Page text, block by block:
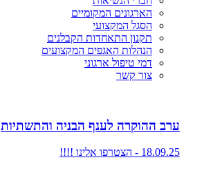
הארגונים המקומיים
הסגל המקצועי
תקנון התאחדות הקבלנים
הנהלות האגפים המקצועים
דמי טיפול ארגוני
צור קשר
ערב ההוקרה לענף הבניה והתשתיות
18.09.25 - הצטרפו אלינו !!!!